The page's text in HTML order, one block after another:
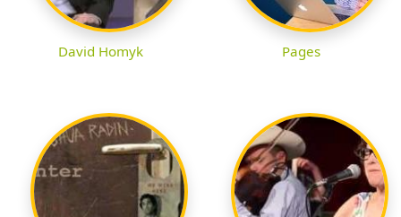
David Homyk Pages